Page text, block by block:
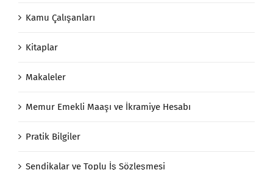
Kamu Çalışanları
Kitaplar
Makaleler
Memur Emekli Maaşı ve İkramiye Hesabı
Pratik Bilgiler
Sendikalar ve Toplu İş Sözleşmesi